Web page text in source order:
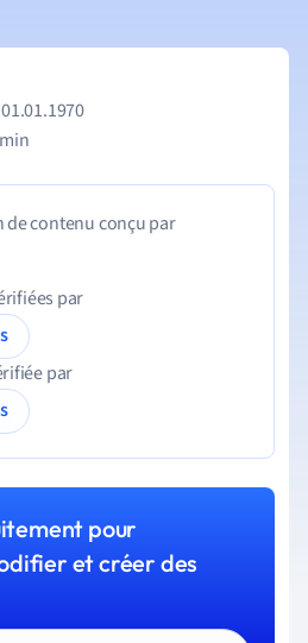
de contenu conçu par
par
par
pour
et créer des